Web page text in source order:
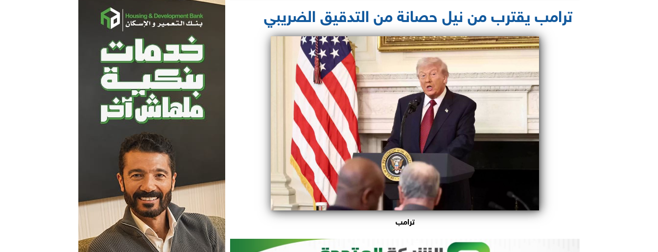
ترامب يقترب من نيل حصانة من التدقيق الضريبي
ترامب